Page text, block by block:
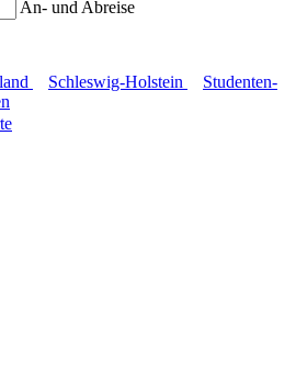
An- und Abreise
Schleswig-Holstein
Studenten-